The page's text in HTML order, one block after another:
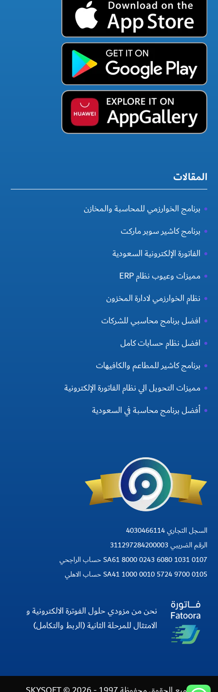
المقالات
برنامج الخوارزمي للمحاسبة والمخازن
برنامج كاشير سوبر ماركت
الفاتورة الإلكترونية السعودية
مميزات وعيوب نظام ERP
نظام الخوارزمي لادارة المخزون
افضل برنامج محاسبي للشركات
افضل نظام حسابات كامل
برنامج كاشير للمطاعم والكافيهات
مميزات التحويل الي نظام الفاتورة الإلكترونية
أفضل برنامج محاسبة في السعودية
السجل التجاري 4030466114
الرقم الضريبي 311297284200003
SA61 8000 0243 6080 1031 0107 حساب الراجحي
SA41 1000 0010 5724 9700 0105 حساب الاهلي
نحن من مزودي حلول الفوترة الالكترونية و
الامتثال للمرحلة الثانية (الربط والتكامل)